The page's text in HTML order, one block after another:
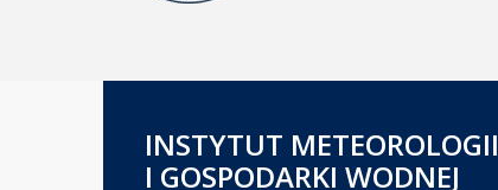
INSTYTUT METEOROLOGII
I GOSPODARKI WODNEJ